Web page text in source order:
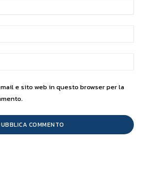
e sito web in questo browser per la